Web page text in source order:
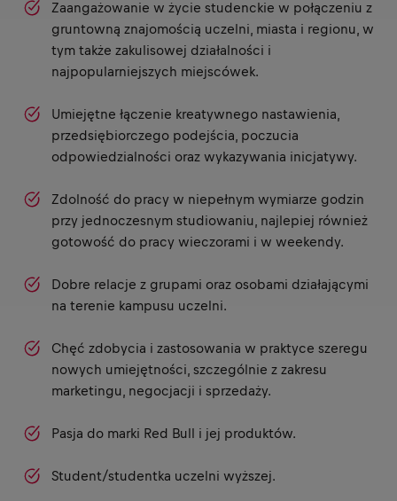
Zaangażowanie w życie studenckie w połączeniu z
gruntowną znajomością uczelni, miasta i regionu, w
tym także zakulisowej działalności i
najpopularniejszych miejscówek.
Umiejętne łączenie kreatywnego nastawienia,
przedsiębiorczego podejścia, poczucia
odpowiedzialności oraz wykazywania inicjatywy.
Zdolność do pracy w niepełnym wymiarze godzin
przy jednoczesnym studiowaniu, najlepiej również
gotowość do pracy wieczorami i w weekendy.
Dobre relacje z grupami oraz osobami działającymi
na terenie kampusu uczelni.
Chęć zdobycia i zastosowania w praktyce szeregu
nowych umiejętności, szczególnie z zakresu
marketingu, negocjacji i sprzedaży.
Pasja do marki Red Bull i jej produktów.
Student/studentka uczelni wyższej.